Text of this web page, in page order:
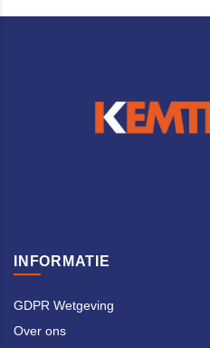
INFORMATIE
GDPR Wetgeving
Over ons